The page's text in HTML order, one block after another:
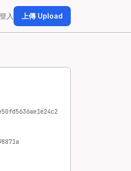
登入 上傳 Upload